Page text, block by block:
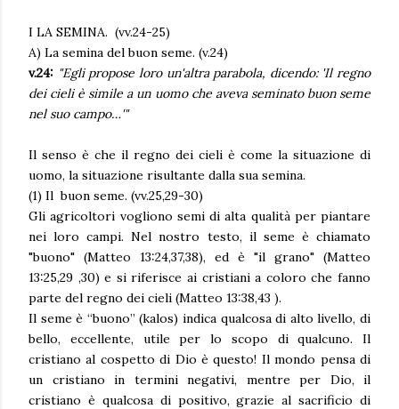
I LA SEMINA. (vv.24-25)
A) La semina del buon seme. (v.24)
v.24: "Egli propose loro un'altra parabola, dicendo: 'Il regno
dei cieli è simile a un uomo che aveva seminato buon seme
nel suo campo…'"
Il senso è che il regno dei cieli è come la situazione di
uomo, la situazione risultante dalla sua semina.
(1) Il buon seme. (vv.25,29-30)
Gli agricoltori vogliono semi di alta qualità per piantare
nei loro campi. Nel nostro testo, il seme è chiamato
"buono" (Matteo 13:24,37,38), ed è "il grano" (Matteo
13:25,29 ,30) e si riferisce ai cristiani a coloro che fanno
parte del regno dei cieli (Matteo 13:38,43 ).
Il seme è “buono” (kalos) indica qualcosa di alto livello, di
bello, eccellente, utile per lo scopo di qualcuno. Il
cristiano al cospetto di Dio è questo! Il mondo pensa di
un cristiano in termini negativi, mentre per Dio, il
cristiano è qualcosa di positivo, grazie al sacrificio di